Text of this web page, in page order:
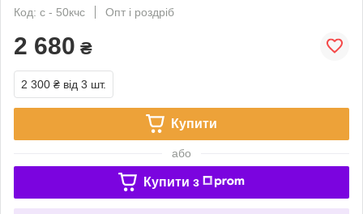
Код: с - 50кчс
Опт і роздріб
2 680 ₴
2 300 ₴ від 3 шт.
Купити
або
Купити з